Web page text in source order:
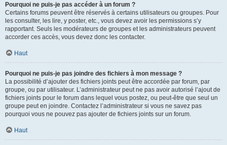
Pourquoi ne puis-je pas accéder à un forum ?
Certains forums peuvent être réservés à certains utilisateurs ou groupes. Pour
les consulter, les lire, y poster, etc., vous devez avoir les permissions s’y
rapportant. Seuls les modérateurs de groupes et les administrateurs peuvent
accorder ces accès, vous devez donc les contacter.
Haut
Pourquoi ne puis-je pas joindre des fichiers à mon message ?
La possibilité d’ajouter des fichiers joints peut être accordée par forum, par
groupe, ou par utilisateur. L’administrateur peut ne pas avoir autorisé l’ajout de
fichiers joints pour le forum dans lequel vous postez, ou peut-être que seul un
groupe peut en joindre. Contactez l’administrateur si vous ne savez pas
pourquoi vous ne pouvez pas ajouter de fichiers joints sur un forum.
Haut